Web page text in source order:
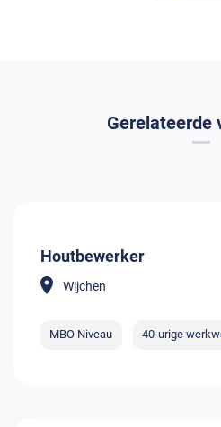
Gerelateerde
Houtbewerker
Wijchen
MBO Niveau 40-urige